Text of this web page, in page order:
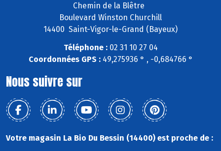
Chemin de la Blêtre
Boulevard Winston Churchill
14400 Saint-Vigor-le-Grand (Bayeux)
Téléphone :02 31 10 27 04
Coordonnées GPS :49,275936 ° , -0,684766 °
Nous suivre sur
Votre magasin La Bio Du Bessin (14400) est proche de :